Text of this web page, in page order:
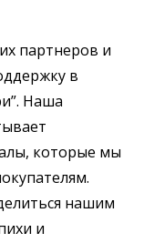
партнеров и
в
Наша
которые мы
нашим
и